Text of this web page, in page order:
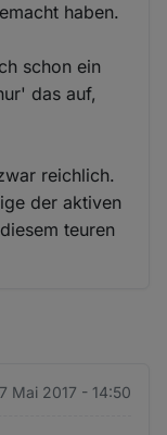
haben.
schon ein
das auf,
reichlich.
der aktiven
teuren
Mai 2017 - 14:50